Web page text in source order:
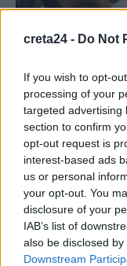
creta24 - Do Not
If you wish to opt-
processing of your
targeted advertising
section to confirm
opt-out request is
interest-based ads
us or personal
your opt-out. You
disclosure of your
IAB’s list of
also be disclosed
Downstream
Ανοίγει η
Λαγκάρντ
Σύντομα αναμένεται
διαδοχή τεσσάρων
τη…
Newsroom 11
ΡΟΗ